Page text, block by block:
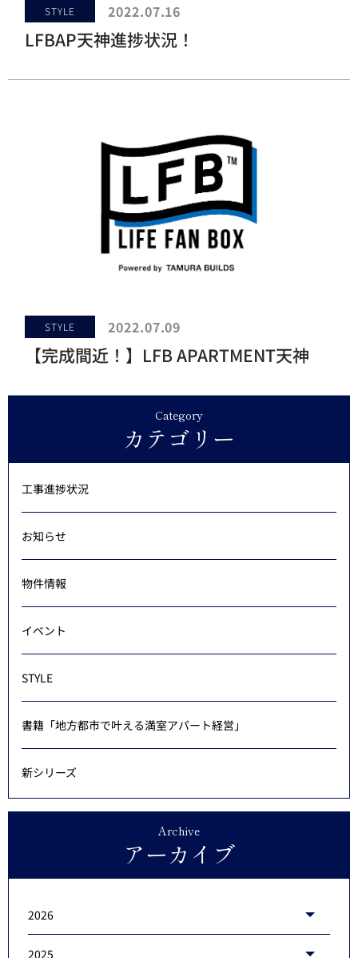
STYLE 2022.07.16
LFBAP天神進捗状況！
STYLE 2022.07.09
【完成間近！】LFB APARTMENT天神
Category
カテゴリー
工事進捗状況
お知らせ
物件情報
イベント
STYLE
書籍「地方都市で叶える満室アパート経営」
新シリーズ
Archive
アーカイブ
2026
2025